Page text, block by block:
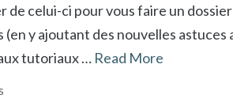
de celui-ci pour vous faire un
(en y ajoutant des nouvelles astuces
tutoriaux … Read More